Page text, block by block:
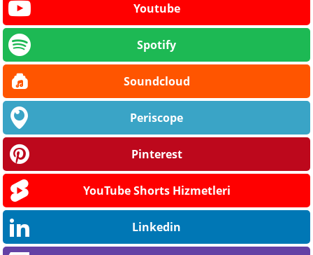
Youtube
Spotify
Soundcloud
Periscope
Pinterest
YouTube Shorts Hizmetleri
Linkedin